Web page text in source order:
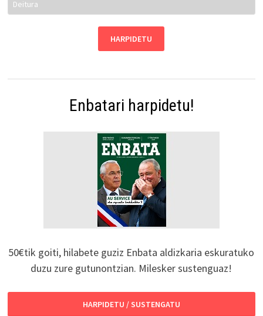
Enbatari harpidetu!
50€tik goiti, hilabete guziz Enbata aldizkaria eskuratuko
duzu zure gutunontzian. Milesker sustenguaz!
HARPIDETU / SUSTENGATU